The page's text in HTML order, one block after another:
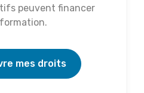
peuvent financer
mes droits